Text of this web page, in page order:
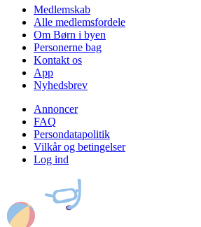
Medlemskab
Alle medlemsfordele
Om Børn i byen
Personerne bag
Kontakt os
App
Nyhedsbrev
Annoncer
FAQ
Persondatapolitik
Vilkår og betingelser
Log ind